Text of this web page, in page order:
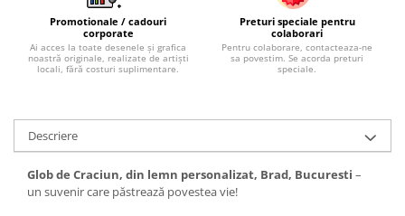
Promotionale / cadouri
corporate
Ai acces la toate desenele și grafica
noastră originale, realizate de artiști
locali, fără costuri suplimentare.
Preturi speciale pentru
colaborari
Pentru colaborare, contacteaza-ne
sa povestim. Se acorda preturi
speciale.
Descriere
Glob de Craciun, din lemn personalizat, Brad, Bucuresti –
un suvenir care păstrează povestea vie!